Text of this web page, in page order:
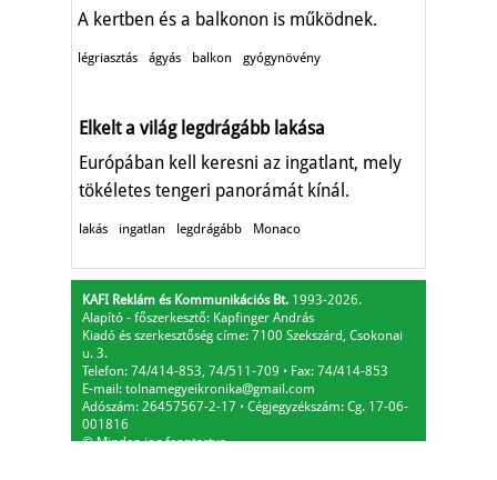
A kertben és a balkonon is működnek.
légriasztás ágyás balkon gyógynövény
Elkelt a világ legdrágább lakása
Európában kell keresni az ingatlant, mely
tökéletes tengeri panorámát kínál.
lakás ingatlan legdrágább Monaco
KAFI Reklám és Kommunikációs Bt. 1993-2026.
Alapító - főszerkesztő: Kapfinger András
Kiadó és szerkesztőség címe: 7100 Szekszárd, Csokonai
u. 3.
Telefon: 74/414-853, 74/511-709 ⋅ Fax: 74/414-853
E-mail: tolnamegyeikronika@gmail.com
Adószám: 26457567-2-17 ⋅ Cégjegyzékszám: Cg. 17-06-
001816
© Minden jog fenntartva.